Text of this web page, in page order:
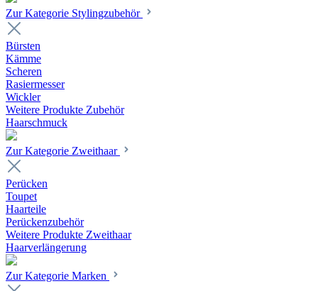
Zur Kategorie Stylingzubehör
Bürsten
Kämme
Scheren
Rasiermesser
Wickler
Weitere Produkte Zubehör
Haarschmuck
Zur Kategorie Zweithaar
Perücken
Toupet
Haarteile
Perückenzubehör
Weitere Produkte Zweithaar
Haarverlängerung
Zur Kategorie Marken